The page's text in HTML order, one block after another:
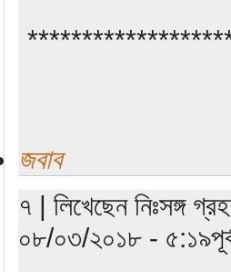
জবাব
৭ | লিখেছেন নিঃসঙ্গ
০৮/০৩/২০১৮ -